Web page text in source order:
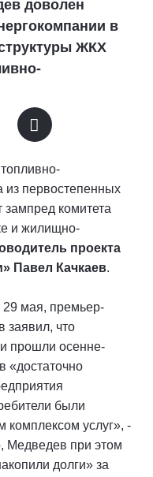
доволен
в
ЖКХ
из первостепенных
комитета
и жилищно-
проекта
Павел Качкаев.
29 мая, премьер-
заявил, что
прошли осенне-
«достаточно
были
услуг», -
Медведев при этом
долги» за